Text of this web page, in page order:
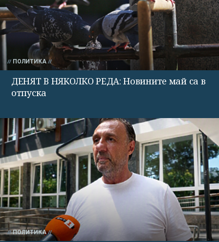
ПОЛИТИКА
ДЕНЯТ В НЯКОЛКО РЕДА: Новините май са в
отпуска
ПОЛИТИКА